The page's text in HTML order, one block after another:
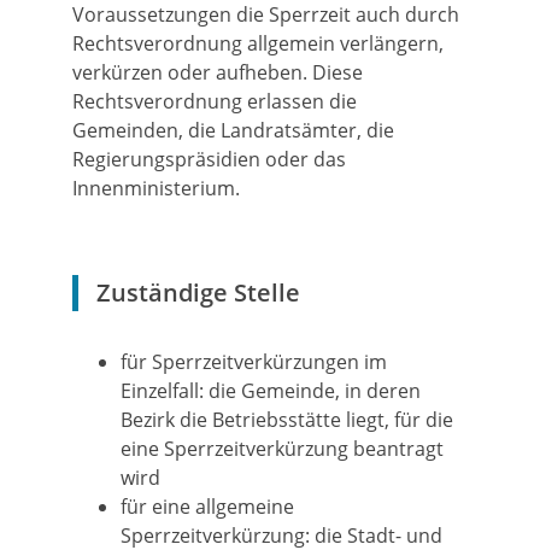
Voraussetzungen die Sperrzeit auch durch
Rechtsverordnung allgemein verlängern,
verkürzen oder aufheben. Diese
Rechtsverordnung erlassen die
Gemeinden, die Landratsämter, die
Regierungspräsidien oder das
Innenministerium.
Zuständige Stelle
für Sperrzeitverkürzungen im
Einzelfall: die Gemeinde, in deren
Bezirk die Betriebsstätte liegt, für die
eine Sperrzeitverkürzung beantragt
wird
für eine allgemeine
Sperrzeitverkürzung: die Stadt- und